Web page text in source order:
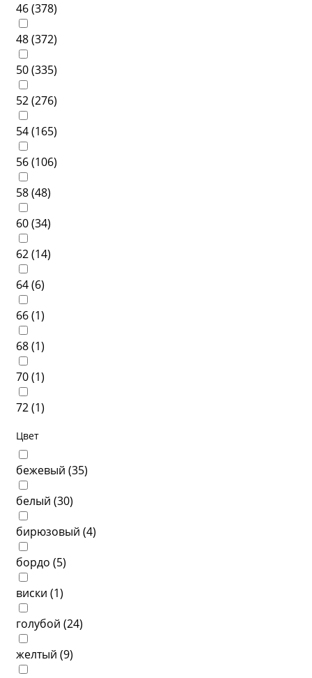
46 (378)
48 (372)
50 (335)
52 (276)
54 (165)
56 (106)
58 (48)
60 (34)
62 (14)
64 (6)
66 (1)
68 (1)
70 (1)
72 (1)
Цвет
бежевый (35)
белый (30)
бирюзовый (4)
бордо (5)
виски (1)
голубой (24)
желтый (9)